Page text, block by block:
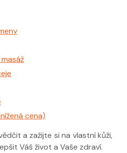
cena)
a zažijte si na vlastní kůži,
Váš život a Vaše zdraví.